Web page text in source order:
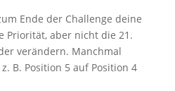
Ende der Challenge deine
Priorität, aber nicht die 21.
verändern. Manchmal
B. Position 5 auf Position 4